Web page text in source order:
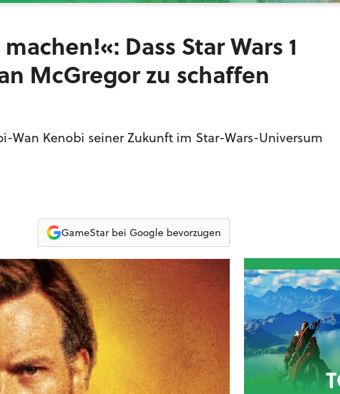
Dass Star Wars 1
McGregor zu schaffen
Wan Kenobi seiner Zukunft im Star-Wars-Universum
GameStar bei Google bevorzugen